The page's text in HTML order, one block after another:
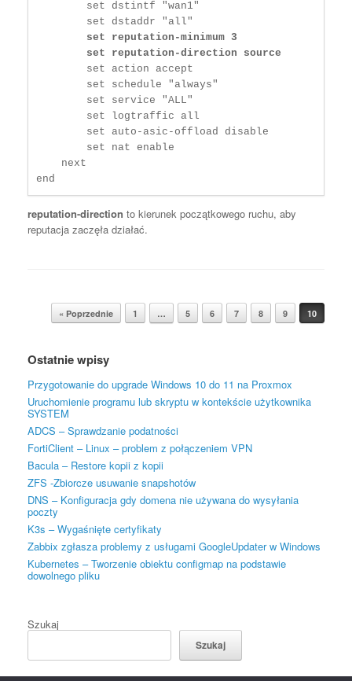
set reputation-minimum 3
	set reputation-direction source
end
reputation-direction to kierunek początkowego ruchu, aby
reputacja zaczęła działać.
Post navigation
« Poprzednie 1 … 5 6 7 8 9 10
Ostatnie wpisy
Przygotowanie do upgrade Windows 10 do 11 na Proxmox
Uruchomienie programu lub skryptu w kontekście użytkownika
SYSTEM
ADCS – Sprawdzanie podatności
FortiClient – Linux – problem z połączeniem VPN
Bacula – Restore kopii z kopii
ZFS -Zbiorcze usuwanie snapshotów
DNS – Konfiguracja gdy domena nie używana do wysyłania
poczty
K3s – Wygaśnięte certyfikaty
Zabbix zgłasza problemy z usługami GoogleUpdater w Windows
Kubernetes – Tworzenie obiektu configmap na podstawie
dowolnego pliku
Szukaj
Szukaj